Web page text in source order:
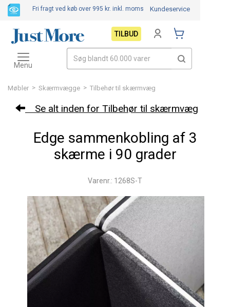
Møbler > Skærmvægge > Tilbehør til skærmvæg
Se alt inden for Tilbehør til skærmvæg
Edge sammenkobling af 3
skærme i 90 grader
Varenr.: 1268S-T
Fri fragt ved køb over 995 kr. inkl. moms Kundeservice
TILBUD
Toggle
navigation
Menu